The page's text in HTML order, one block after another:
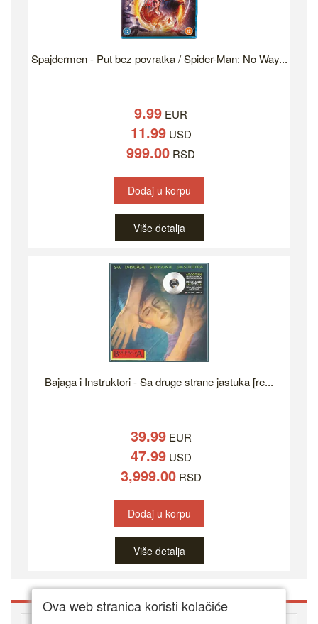
Spajdermen - Put bez povratka / Spider-Man: No Way...
9.99 EUR
11.99USD
999.00 RSD
Dodaj u korpu
Više detalja
Bajaga i Instruktori - Sa druge strane jastuka [re...
39.99EUR
47.99USD
3,999.00RSD
Dodaj u korpu
Više detalja
Ova web stranica koristi kolačiće